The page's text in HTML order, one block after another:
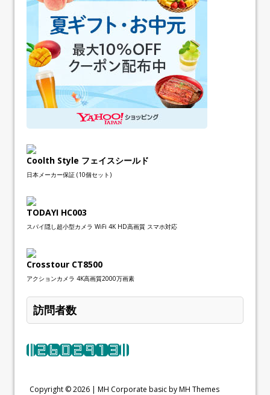
Coolth Style フェイスシールド
日本メーカー保証 (10個セット)
TODAYI HC003
スパイ隠し超小型カメラ WiFi 4K HD高画質 スマホ対応
Crosstour CT8500
アクションカメラ 4K高画質2000万画素
訪問者数
Copyright © 2026 | MH Corporate basic by MH Themes